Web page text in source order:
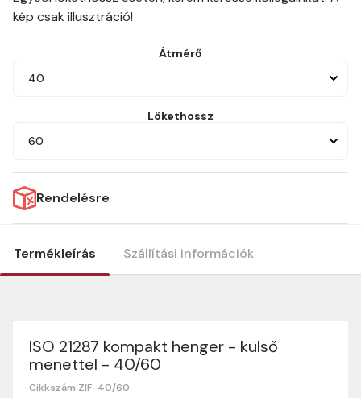
kép csak illusztráció!
Átmérő
40
Lökethossz
60
Rendelésre
Termékleírás Szállítási információk
ISO 21287 kompakt henger - külső
menettel - 40/60
Cikkszám ZIF-40/60
Szállítási információk
Nagyon köszönjük, hogy webshopunkat választottátok
vásárlásaitokhoz. Az alábbiakban megtaláljátok szállítási